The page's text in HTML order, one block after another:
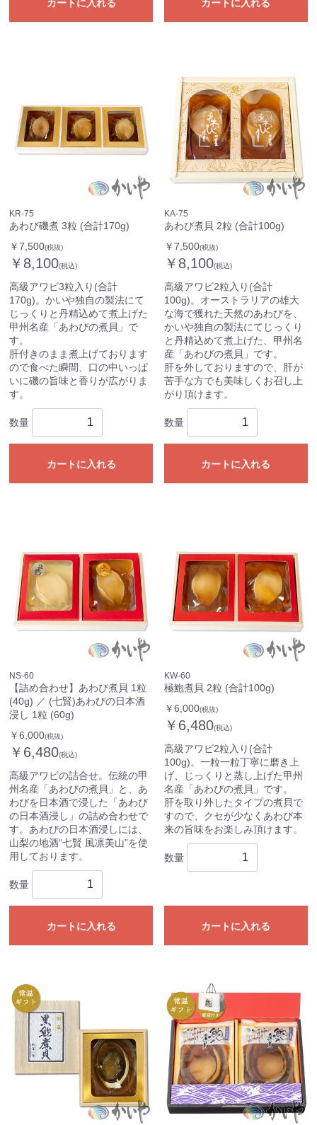
カートに入れる カートに入れる
KR-75
あわび磯煮 3粒 (合計170g)
￥7,500(税抜)
￥8,100(税込)
高級アワビ3粒入り(合計
170g)。かいや独自の製法にて
じっくりと丹精込めて煮上げた
甲州名産「あわびの煮貝」で
す。
肝付きのまま煮上げております
ので食べた瞬間、口の中いっぱ
いに磯の旨味と香りが広がりま
す。
数量
カートに入れる
KA-75
あわび煮貝 2粒 (合計100g)
￥7,500(税抜)
￥8,100(税込)
高級アワビ2粒入り(合計
100g)。オーストラリアの雄大
な海で獲れた天然のあわびを、
かいや独自の製法にてじっくり
と丹精込めて煮上げた、甲州名
産「あわびの煮貝」です。
肝を外しておりますので、肝が
苦手な方でも美味しくお召し上
がり頂けます。
数量
カートに入れる
NS-60
【詰め合わせ】あわび煮貝 1粒
(40g) ／ (七賢)あわびの日本酒
浸し 1粒 (60g)
￥6,000(税抜)
￥6,480(税込)
高級アワビの詰合せ。伝統の甲
州名産「あわびの煮貝」と、あ
わびを日本酒で浸した「あわび
の日本酒浸し」の詰め合わせで
す。あわびの日本酒浸しには、
山梨の地酒“七賢 風凛美山”を使
用しております。
数量
カートに入れる
KW-60
極鮑煮貝 2粒 (合計100g)
￥6,000(税抜)
￥6,480(税込)
高級アワビ2粒入り(合計
100g)。一粒一粒丁寧に磨き上
げ、じっくりと蒸し上げた甲州
名産「あわびの煮貝」です。
肝を取り外したタイプの煮貝で
すので、クセが少なくあわび本
来の旨味をお楽しみ頂けます。
数量
カートに入れる